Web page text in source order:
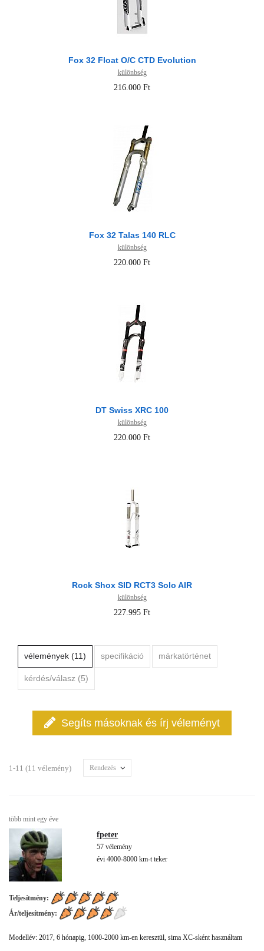
Fox 32 Float O/C CTD Evolution
különbség
216.000 Ft
Fox 32 Talas 140 RLC
különbség
220.000 Ft
DT Swiss XRC 100
különbség
220.000 Ft
Rock Shox SID RCT3 Solo AIR
különbség
227.995 Ft
vélemények (11) specifikáció márkatörténet
kérdés/válasz (5)
Segíts másoknak és írj véleményt
1-11 (11 vélemény) Rendezés
több mint egy éve
fpeter
57 vélemény
évi 4000-8000 km-t teker
Teljesítmény:
Ár/teljesítmény:
Modellév: 2017, 6 hónapig, 1000-2000 km-en keresztül, sima XC-sként használtam